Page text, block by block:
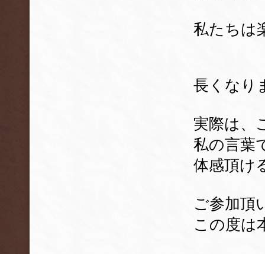
私たちは
長くなり
実際は、
私の言葉
体感頂け
ご参加頂
この度は